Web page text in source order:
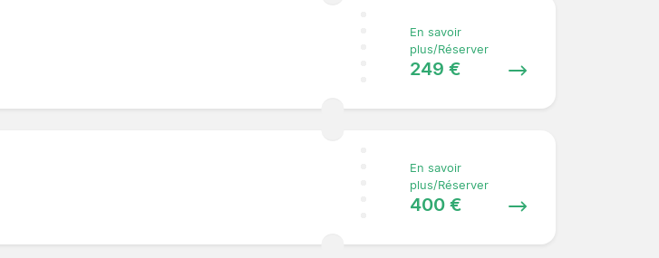
En savoir
plus/Réserver
249 €
En savoir
plus/Réserver
400 €